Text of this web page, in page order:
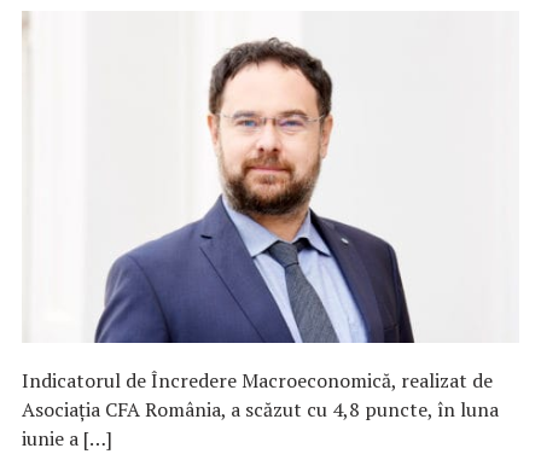
Indicatorul de Încredere Macroeconomică, realizat de
Asociaţia CFA România, a scăzut cu 4,8 puncte, în luna
iunie a […]